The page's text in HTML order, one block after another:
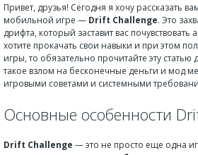
Привет, друзья! Сегодня я хочу рассказать
мобильной игре — Drift Challenge. Это
дрифта, который заставит вас почувствовать
хотите прокачать свои навыки и при этом
игры, то обязательно прочитайте эту
такое взлом на бесконечные деньги и мод
игровыми советами и системными
Основные особенности
Drift Challenge — это не просто еще одна